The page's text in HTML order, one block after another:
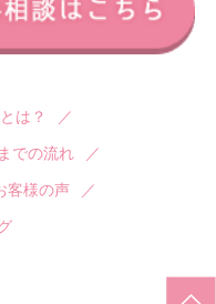
は？ ／
での流れ ／
客様の声 ／